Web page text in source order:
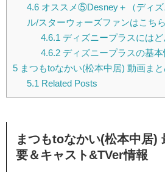
4.6オススメ⑤Desney＋（ディズ
ル/スターウォーズファンはこち
4.6.1 ディズニープラスには
4.6.2ディズニープラスの基本
5 まつもtoなかい(松本中居) 動画ま
5.1 Related Posts
まつもtoなかい(松本中居)
要＆キャスト&TVer情報